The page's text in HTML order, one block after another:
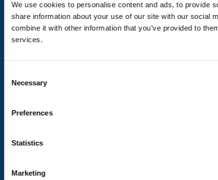
We use cookies to personalise content and ads, to provide
share information about your use of our site with our social
combine it with other information that you’ve provided to
services.
Selection
Necessary
Preferences
Statistics
Marketing
Nos labels